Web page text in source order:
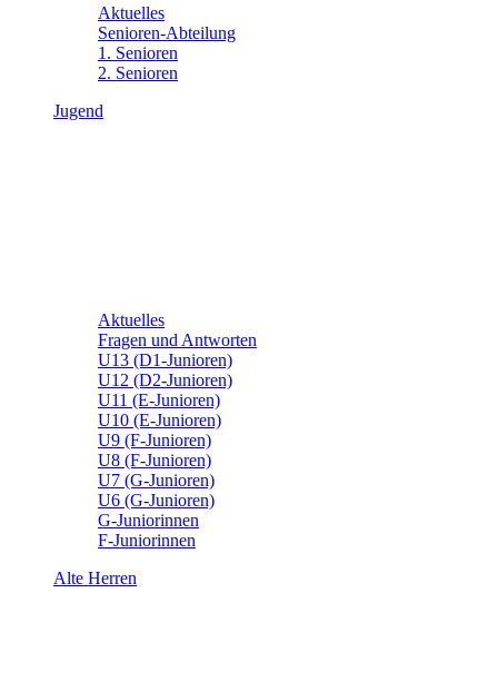
Aktuelles
Senioren-Abteilung
1. Senioren
2. Senioren
Jugend
Aktuelles
Fragen und Antworten
U13 (D1-Junioren)
U12 (D2-Junioren)
U11 (E-Junioren)
U10 (E-Junioren)
U9 (F-Junioren)
U8 (F-Junioren)
U7 (G-Junioren)
U6 (G-Junioren)
G-Juniorinnen
F-Juniorinnen
Alte Herren